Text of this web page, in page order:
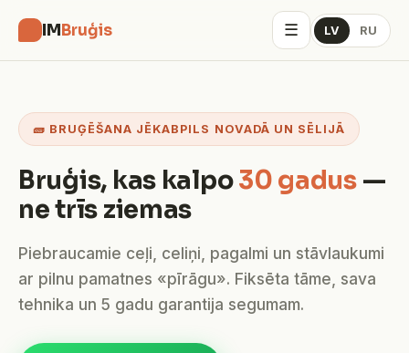
IMBruģis ☰ LV RU
🧱 BRUĢĒŠANA JĒKABPILS NOVADĀ UN SĒLIJĀ
Bruģis, kas kalpo30 gadus—
ne trīs ziemas
Piebraucamie ceļi, celiņi, pagalmi un stāvlaukumi
ar pilnu pamatnes «pīrāgu». Fiksēta tāme, sava
tehnika un 5 gadu garantija segumam.